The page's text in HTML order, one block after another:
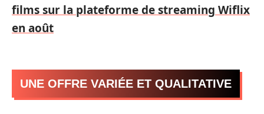
films sur la plateforme de streaming Wiflix
en août
UNE OFFRE VARIÉE ET QUALITATIVE